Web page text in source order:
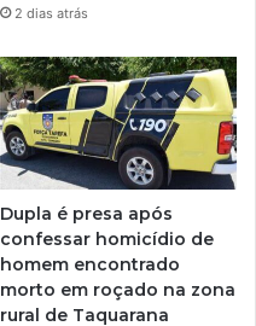
2 dias atrás
Dupla é presa após
confessar homicídio de
homem encontrado
morto em roçado na zona
rural de Taquarana